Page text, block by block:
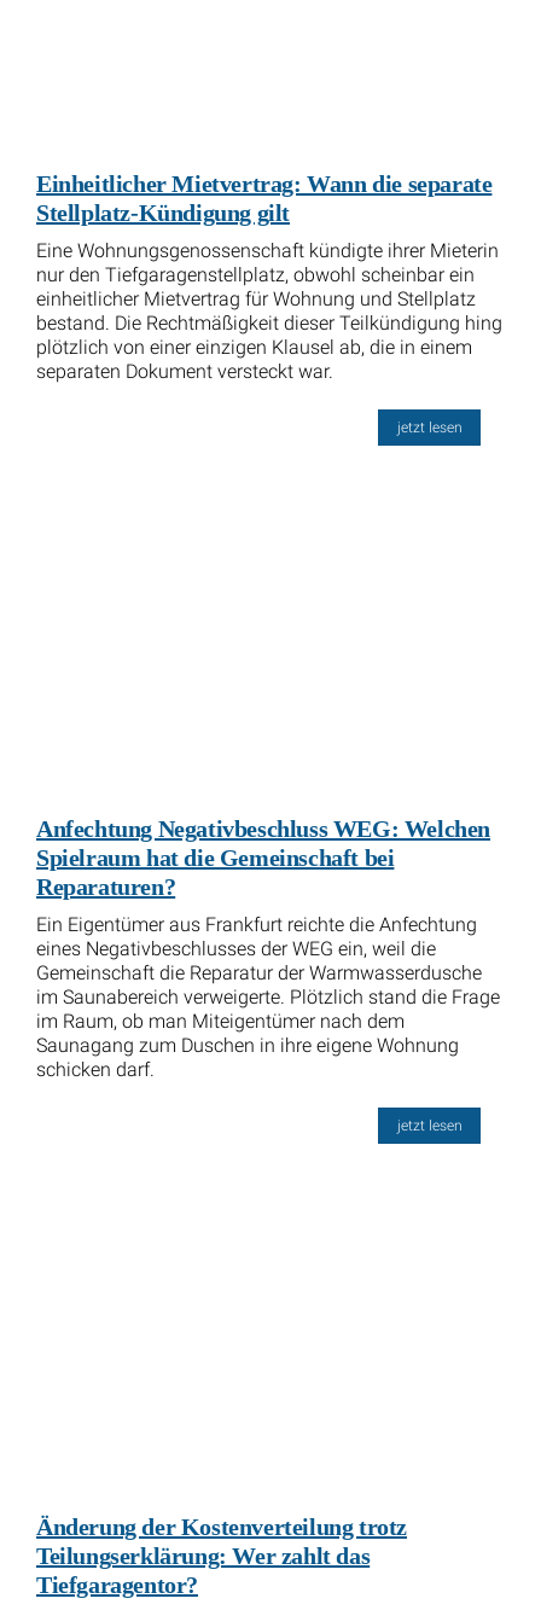
Einheitlicher Mietvertrag: Wann die separate
Stellplatz-Kündigung gilt
Eine Wohnungsgenossenschaft kündigte ihrer Mieterin
nur den Tiefgaragenstellplatz, obwohl scheinbar ein
einheitlicher Mietvertrag für Wohnung und Stellplatz
bestand. Die Rechtmäßigkeit dieser Teilkündigung hing
plötzlich von einer einzigen Klausel ab, die in einem
separaten Dokument versteckt war.
jetzt lesen
Anfechtung Negativbeschluss WEG: Welchen
Spielraum hat die Gemeinschaft bei
Reparaturen?
Ein Eigentümer aus Frankfurt reichte die Anfechtung
eines Negativbeschlusses der WEG ein, weil die
Gemeinschaft die Reparatur der Warmwasserdusche
im Saunabereich verweigerte. Plötzlich stand die Frage
im Raum, ob man Miteigentümer nach dem
Saunagang zum Duschen in ihre eigene Wohnung
schicken darf.
jetzt lesen
Änderung der Kostenverteilung trotz
Teilungserklärung: Wer zahlt das
Tiefgaragentor?